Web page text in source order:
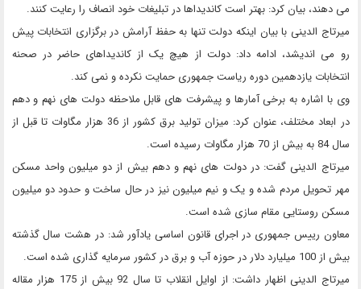
می دهند، بیان کرد: بهتر است کاندیداها در تبلیغات خود انصاف را رعایت کنند.
میرتاج الدینی با بیان اینکه دولت تنها به حفظ آرامش در برگزاری انتخابات پیش
رو می اندیشد، ادامه داد: دولت از هیچ یک از کاندیداهای حاضر در صحنه
انتخابات یازدهمین دوره ریاست جمهوری حمایت نکرده و نمی کند.
وی با اشاره به برخی آمارها و پیشرفت های قابل ملاحظه دولت های نهم و دهم
در ابعاد مختلف، عنوان کرد: میزان تولید برق کشور از 36 هزار مگاوات تا قبل از
سال 84 به بیش از 70 هزار مگاوات رسیده است.
میرتاج الدینی گفت: در دولت های نهم و دهم بیش از دو میلیون واحد مسکن
مهر تحویل مردم شده و یک و نیم میلیون نیز در حال ساخت و حدود دو میلیون
مسکن روستایی مقام سازی شده است.
معاون رییس جمهوری در اجرای قانون اساسی یادآور شد: در هشت سال گذشته
بیش از 100 میلیارد دلار در حوزه آب و برق در کشور سرمایه گذاری شده است.
میرتاج الدینی اظهار داشت: از اوایل انقلاب تا سال 92 بیش از 175 هزار مقاله